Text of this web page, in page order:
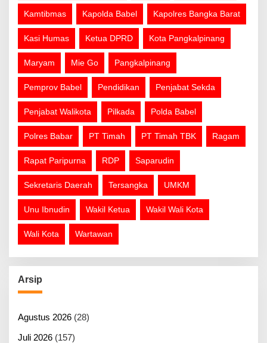
Kamtibmas Kapolda Babel Kapolres Bangka Barat
Kasi Humas Ketua DPRD Kota Pangkalpinang
Maryam Mie Go Pangkalpinang
Pemprov Babel Pendidikan Penjabat Sekda
Penjabat Walikota Pilkada Polda Babel
Polres Babar PT Timah PT Timah TBK Ragam
Rapat Paripurna RDP Saparudin
Sekretaris Daerah Tersangka UMKM
Unu Ibnudin Wakil Ketua Wakil Wali Kota
Wali Kota Wartawan
Arsip
Agustus 2026 (28)
Juli 2026 (157)